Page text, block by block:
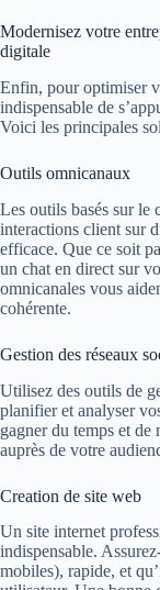
Modernisez votre
digitale
Enfin, pour optimiser
indispensable de
Voici les principales
Outils omnicanaux
Les outils basés sur le
interactions client sur
efficace. Que ce soit
un chat en direct sur
omnicanales vous
cohérente.
Gestion des réseaux
Utilisez des outils de
planifier et analyser
gagner du temps et
auprès de votre
Creation de site web
Un site internet
indispensable.
mobiles), rapide, et